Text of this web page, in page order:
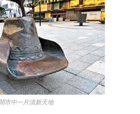
市中一片清新天地